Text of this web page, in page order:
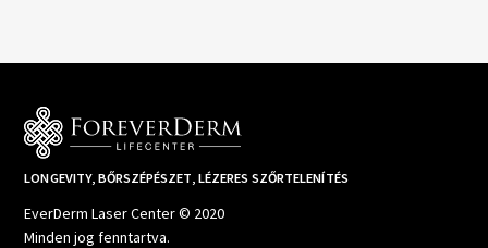
LONGEVITY, BŐRSZÉPÉSZET, LÉZERES SZŐRTELENÍTÉS
EverDerm Laser Center © 2020
Minden jog fenntartva.